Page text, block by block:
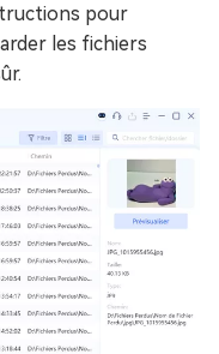
pour
les fichiers